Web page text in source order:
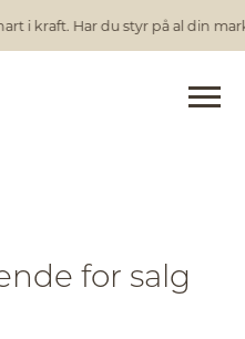
kraft. Har du styr på al din
for salg